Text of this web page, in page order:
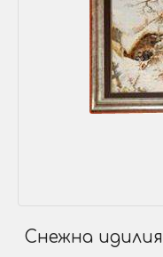
Снежна идилия